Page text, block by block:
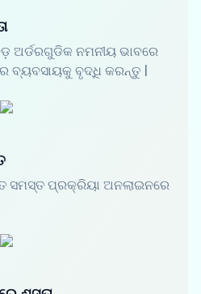
ଅର୍ଡରଗୁଡିକ ନମନୀୟ ଭାବରେ
ବ୍ୟବସାୟକୁ ବୃଦ୍ଧି କରନ୍ତୁ |
ସମସ୍ତ ପ୍ରକ୍ରିୟା ଅନଲାଇନରେ